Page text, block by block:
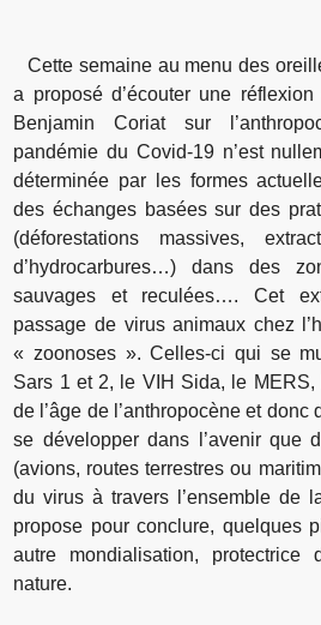
Cette semaine au menu des
a proposé d’écouter une réflexion
Benjamin Coriat sur
pandémie du Covid-19 n’est
déterminée par les formes
des échanges basées sur des
(déforestations massives,
d’hydrocarbures…) dans des
sauvages et reculées…. Cet
passage de virus animaux chez
« zoonoses ». Celles-ci qui se
Sars 1 et 2, le VIH Sida, le
de l’âge de l’anthropocène et donc
se développer dans l’avenir que
(avions, routes terrestres ou
du virus à travers l’ensemble de
propose pour conclure, quelques
autre mondialisation,
nature.